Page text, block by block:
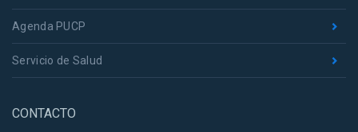
Agenda PUCP
Servicio de Salud
CONTACTO